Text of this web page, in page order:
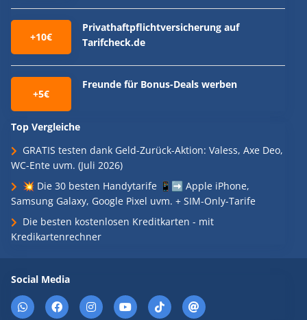
+10€
Privathaftpflichtversicherung auf
Tarifcheck.de
+5€
Freunde für Bonus-Deals werben
Top Vergleiche
GRATIS testen dank Geld-Zurück-Aktion: Valess, Axe Deo,
WC-Ente uvm. (Juli 2026)
💥 Die 30 besten Handytarife 📱➡️ Apple iPhone,
Samsung Galaxy, Google Pixel uvm. + SIM-Only-Tarife
Die besten kostenlosen Kreditkarten - mit
Kredikartenrechner
Social Media